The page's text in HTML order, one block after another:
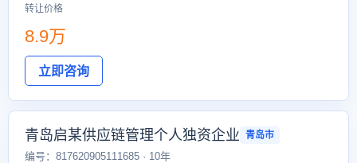
转让价格
8.9万
立即咨询
青岛启某供应链管理个人独资企业 青岛市
编号：817620905111685 · 10年